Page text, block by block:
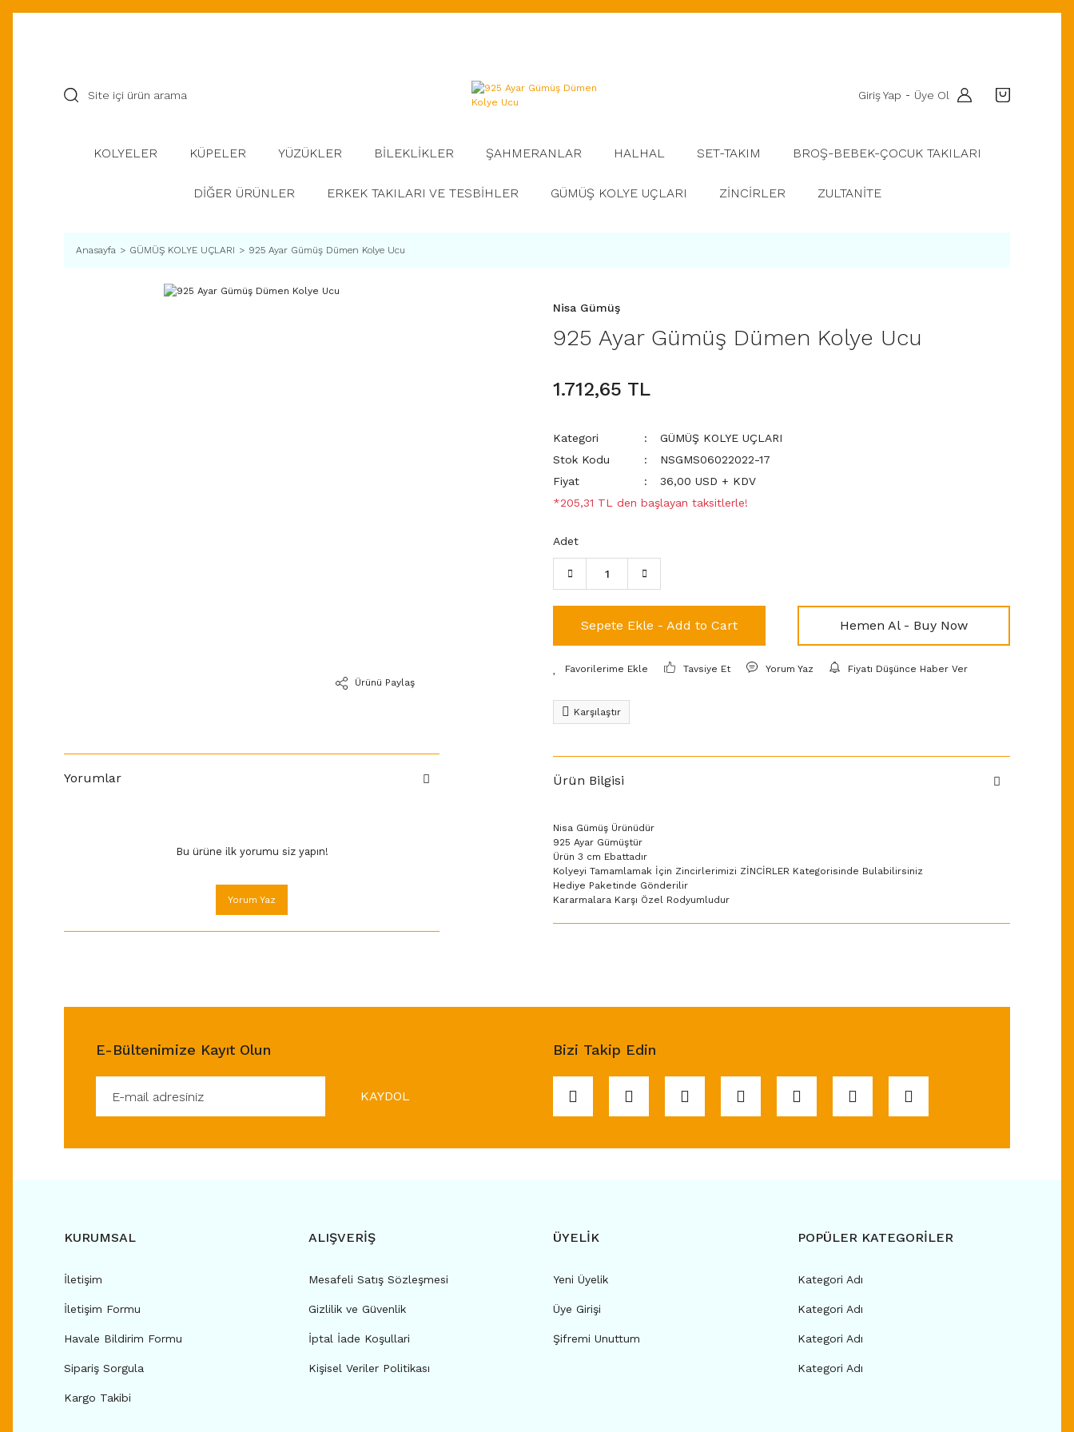
Giriş Yap - Üye Ol
KOLYELER KÜPELER YÜZÜKLER BİLEKLİKLER ŞAHMERANLAR HALHAL SET-TAKIM BROŞ-BEBEK-ÇOCUK TAKILARI
DİĞER ÜRÜNLER ERKEK TAKILARI VE TESBİHLER GÜMÜŞ KOLYE UÇLARI ZİNCİRLER ZULTANİTE
Anasayfa GÜMÜŞ KOLYE UÇLARI 925 Ayar Gümüş Dümen Kolye Ucu
Ürünü Paylaş
Yorumlar
Bu ürüne ilk yorumu siz yapın!
Yorum Yaz
Nisa Gümüş
925 Ayar Gümüş Dümen Kolye Ucu
1.712,65 TL
Kategori
GÜMÜŞ KOLYE UÇLARI
Stok Kodu
NSGMS06022022-17
Fiyat
36,00 USD + KDV
*205,31 TL den başlayan taksitlerle!
Adet
Sepete Ekle - Add to Cart Hemen Al - Buy Now
Tavsiye Et Yorum Yaz Fiyatı Düşünce Haber Ver
Karşılaştır
Ürün Bilgisi
Nisa Gümüş Ürünüdür
925 Ayar Gümüştür
Ürün 3 cm Ebattadır
Kolyeyi Tamamlamak İçin Zincirlerimizi ZİNCİRLER Kategorisinde Bulabilirsiniz
Hediye Paketinde Gönderilir
Kararmalara Karşı Özel Rodyumludur
E-Bültenimize Kayıt Olun
KAYDOL
Bizi Takip Edin
KURUMSAL
İletişim
İletişim Formu
Havale Bildirim Formu
Sipariş Sorgula
Kargo Takibi
ALIŞVERİŞ
Mesafeli Satış Sözleşmesi
Gizlilik ve Güvenlik
İptal İade Koşullari
Kişisel Veriler Politikası
ÜYELİK
Yeni Üyelik
Üye Girişi
Şifremi Unuttum
POPÜLER KATEGORİLER
Kategori Adı
Kategori Adı
Kategori Adı
Kategori Adı